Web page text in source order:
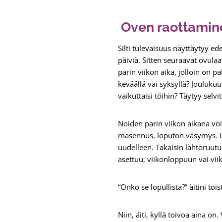
Oven
Silti tulevaisuus näyttäytyy
päiviä. Sitten seuraavat
parin viikon aika, jolloin on
keväällä vai syksyllä?
vaikuttaisi töihin? Täytyy
Noiden parin viikon aikana
masennus, loputon väsymys.
uudelleen. Takaisin
asettuu, viikonloppuun vai
“Onko se lopullista?” äitini
Niin, äiti, kyllä toivoa aina on.